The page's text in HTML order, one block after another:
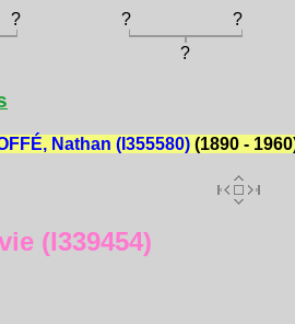
? ?
?
?
Nathan (I355580)(1890 -
(I339454)